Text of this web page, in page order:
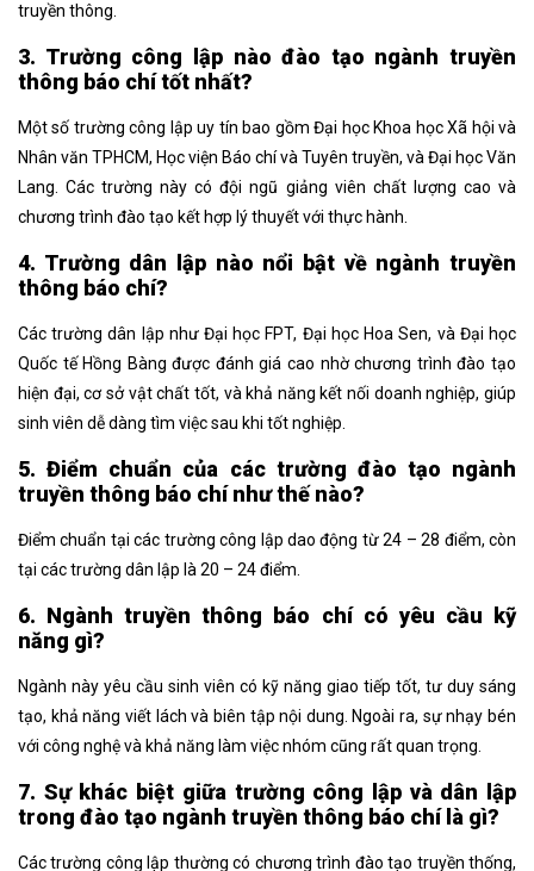
truyền thông.
3. Trường công lập nào đào tạo ngành truyền
thông báo chí tốt nhất?
Một số trường công lập uy tín bao gồm Đại học Khoa học Xã hội và
Nhân văn TPHCM, Học viện Báo chí và Tuyên truyền, và Đại học Văn
Lang. Các trường này có đội ngũ giảng viên chất lượng cao và
chương trình đào tạo kết hợp lý thuyết với thực hành.
4. Trường dân lập nào nổi bật về ngành truyền
thông báo chí?
Các trường dân lập như Đại học FPT, Đại học Hoa Sen, và Đại học
Quốc tế Hồng Bàng được đánh giá cao nhờ chương trình đào tạo
hiện đại, cơ sở vật chất tốt, và khả năng kết nối doanh nghiệp, giúp
sinh viên dễ dàng tìm việc sau khi tốt nghiệp.
5. Điểm chuẩn của các trường đào tạo ngành
truyền thông báo chí như thế nào?
Điểm chuẩn tại các trường công lập dao động từ 24 – 28 điểm, còn
tại các trường dân lập là 20 – 24 điểm.
6. Ngành truyền thông báo chí có yêu cầu kỹ
năng gì?
Ngành này yêu cầu sinh viên có kỹ năng giao tiếp tốt, tư duy sáng
tạo, khả năng viết lách và biên tập nội dung. Ngoài ra, sự nhạy bén
với công nghệ và khả năng làm việc nhóm cũng rất quan trọng.
7. Sự khác biệt giữa trường công lập và dân lập
trong đào tạo ngành truyền thông báo chí là gì?
Các trường công lập thường có chương trình đào tạo truyền thống,